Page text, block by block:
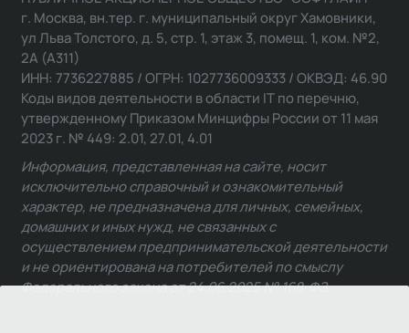
г. Москва, вн.тер. г. муниципальный округ Хамовники,
ул Льва Толстого, д. 5, стр. 1, этаж 3, помещ. 1, ком. №2,
2А (А311)
ИНН: 7736227885 / ОГРН: 1027736009333 / ОКВЭД: 46.90
Коды видов деятельности в области IT по перечню,
утвержденному Приказом Минцифры России от 11 мая
2023 г. № 449: 2.01, 27.01, 4.01
Информация, представленная на сайте, носит
исключительно справочный и ознакомительный
характер, не предназначена для личных, семейных,
домашних и иных нужд, не связанных с
осуществлением предпринимательской деятельности
и не ориентирована на потребителей по смыслу
Федерального закона от 24.06.2025 № 168-ФЗ.